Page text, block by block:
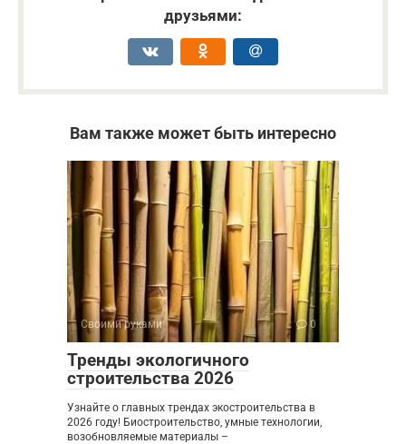
друзьями:
Вам также может быть интересно
Своими руками 0
Тренды экологичного
строительства 2026
Узнайте о главных трендах экостроительства в
2026 году! Биостроительство, умные технологии,
возобновляемые материалы –